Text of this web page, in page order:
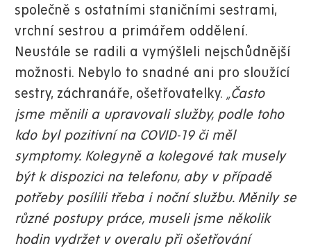
společně s ostatními staničními sestrami,
vrchní sestrou a primářem oddělení.
Neustále se radili a vymýšleli nejschůdnější
možnosti. Nebylo to snadné ani pro sloužící
sestry, záchranáře, ošetřovatelky. „Často
jsme měnili a upravovali služby, podle toho
kdo byl pozitivní na COVID-19 či měl
symptomy. Kolegyně a kolegové tak musely
být k dispozici na telefonu, aby v případě
potřeby posílili třeba i noční službu. Měnily se
různé postupy práce, museli jsme několik
hodin vydržet v overalu při ošetřování